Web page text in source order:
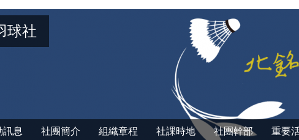
球社
訊息 社團簡介 組織章程 社課時地 社團幹部 重要